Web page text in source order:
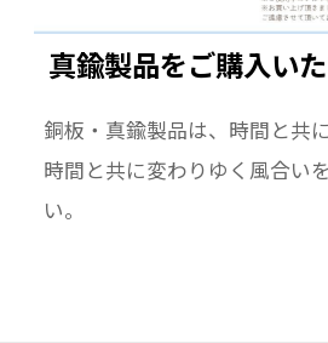
真鍮製品をご購入い
銅板・真鍮製品は、時間と共
時間と共に変わりゆく風合い
い。